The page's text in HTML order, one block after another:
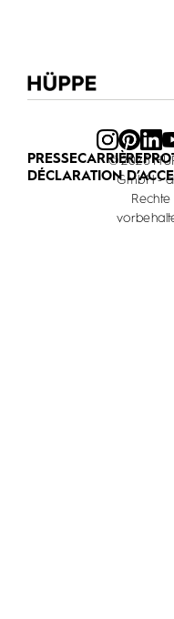
PRESSECARRIÈRE
DÉCLARATION
© 2026
GmbH -
Rechte